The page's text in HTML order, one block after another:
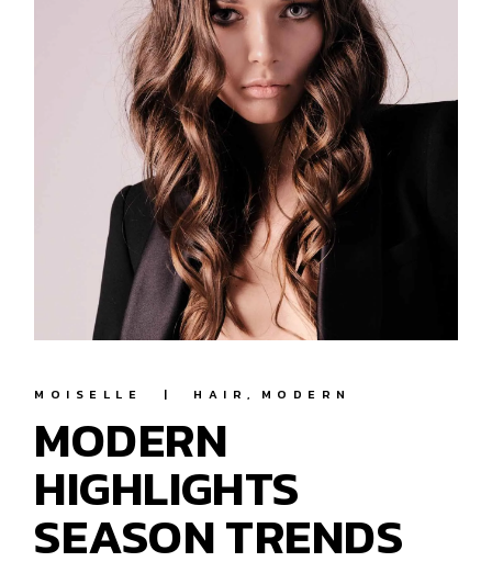
MOISELLE HAIR MODERN
MODERN
HIGHLIGHTS
SEASON TRENDS